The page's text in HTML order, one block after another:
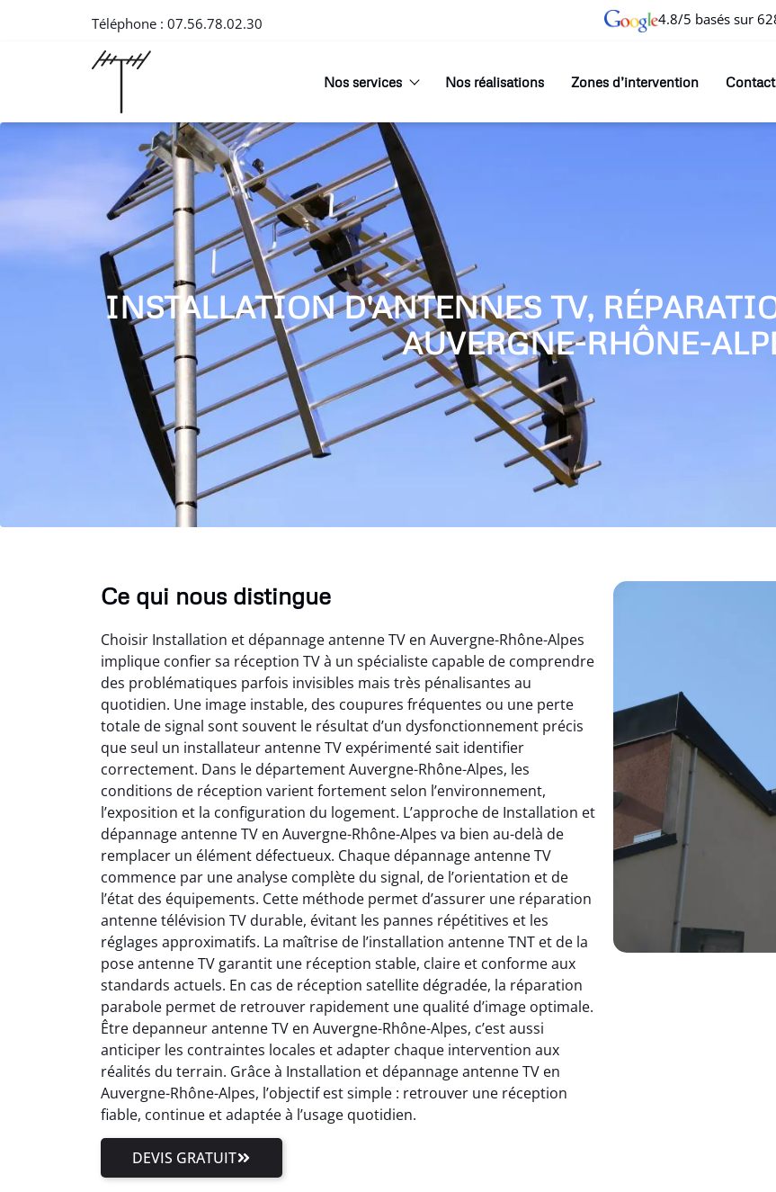
Téléphone : 07.56.78.02.30 4.8/5 basés sur
Nos services Nos réalisations Zones d’intervention Contact
INSTALLATION D'ANTENNES TV,
AUVERGNE-RHÔNE-
Ce qui nous distingue
Choisir Installation et dépannage antenne TV en Auvergne-Rhône-Alpes
implique confier sa réception TV à un spécialiste capable de comprendre
des problématiques parfois invisibles mais très pénalisantes au
quotidien. Une image instable, des coupures fréquentes ou une perte
totale de signal sont souvent le résultat d’un dysfonctionnement précis
que seul un installateur antenne TV expérimenté sait identifier
correctement. Dans le département Auvergne-Rhône-Alpes, les
conditions de réception varient fortement selon l’environnement,
l’exposition et la configuration du logement. L’approche de Installation et
dépannage antenne TV en Auvergne-Rhône-Alpes va bien au-delà de
remplacer un élément défectueux. Chaque dépannage antenne TV
commence par une analyse complète du signal, de l’orientation et de
l’état des équipements. Cette méthode permet d’assurer une réparation
antenne télévision TV durable, évitant les pannes répétitives et les
réglages approximatifs. La maîtrise de l’installation antenne TNT et de la
pose antenne TV garantit une réception stable, claire et conforme aux
standards actuels. En cas de réception satellite dégradée, la réparation
parabole permet de retrouver rapidement une qualité d’image optimale.
Être depanneur antenne TV en Auvergne-Rhône-Alpes, c’est aussi
anticiper les contraintes locales et adapter chaque intervention aux
réalités du terrain. Grâce à Installation et dépannage antenne TV en
Auvergne-Rhône-Alpes, l’objectif est simple : retrouver une réception
fiable, continue et adaptée à l’usage quotidien.
DEVIS GRATUIT